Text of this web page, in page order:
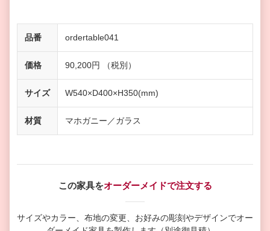
品番 ordertable041
価格 90,200円 （税別）
サイズ W540×D400×H350(mm)
材質 マホガニー／ガラス
この家具をオーダーメイドで注文する
サイズやカラー、布地の変更、お好みの彫刻やデザインでオー